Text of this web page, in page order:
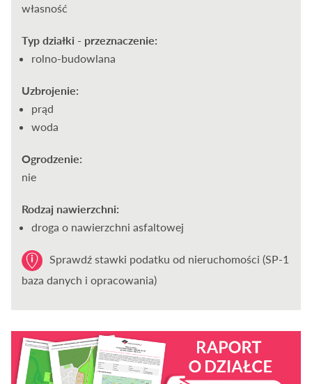
własność
Typ działki - przeznaczenie:
rolno-budowlana
Uzbrojenie:
prąd
woda
Ogrodzenie:
nie
Rodzaj nawierzchni:
droga o nawierzchni asfaltowej
Sprawdź stawki podatku od nieruchomości (SP-1
baza danych i opracowania)